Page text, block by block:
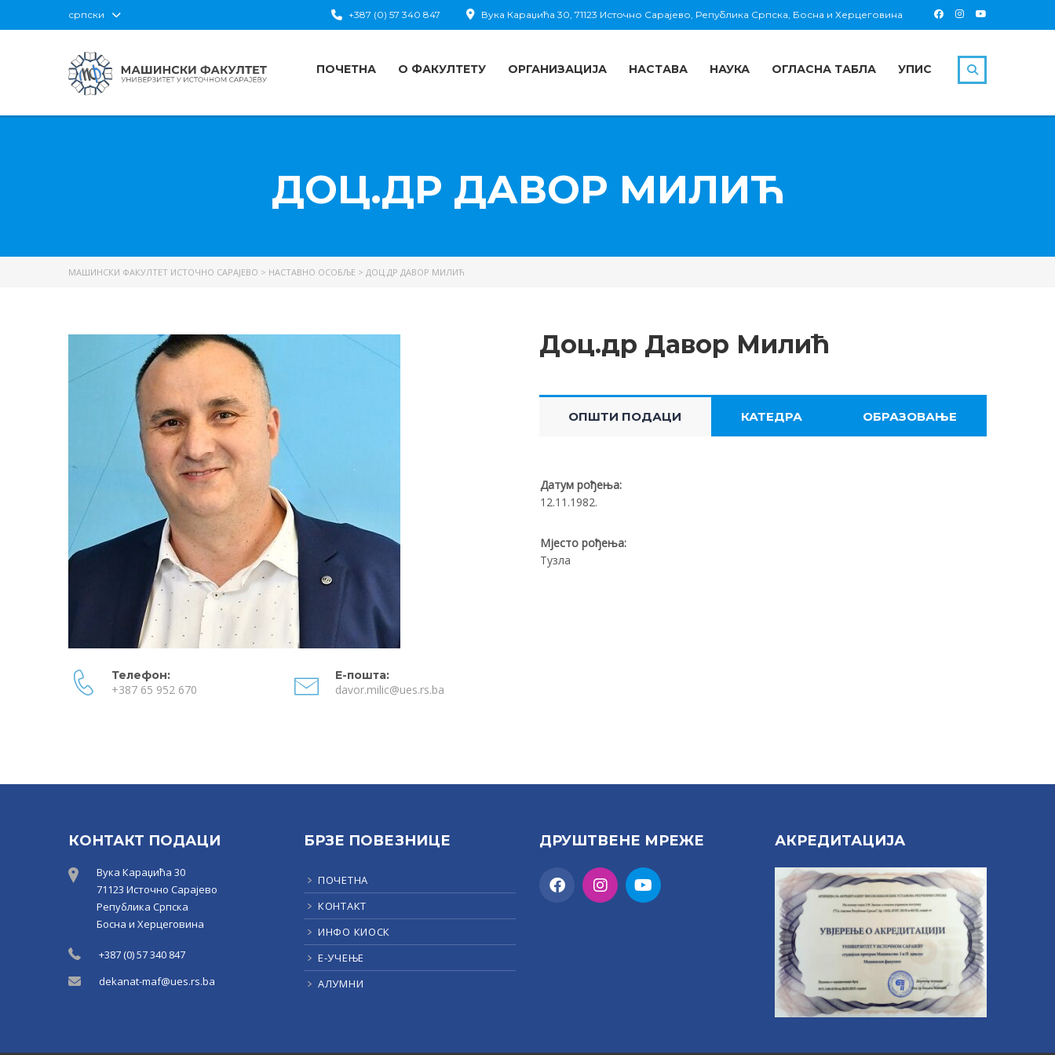
српски Вука Караџића 30, 71123 Источно Сарајево, Република Српска, Босна и Херцеговина
+387 (0) 57 340 847
ПОЧЕТНА О ФАКУЛТЕТУ ОРГАНИЗАЦИЈА НАСТАВА НАУКА ОГЛАСНА ТАБЛА УПИС
ДОЦ.ДР ДАВОР МИЛИЋ
МАШИНСКИ ФАКУЛТЕТ ИСТОЧНО САРАЈЕВО > НАСТАВНО ОСОБЉЕ > ДОЦ.ДР ДАВОР МИЛИЋ
Телефон:
+387 65 952 670
Е-пошта:
davor.milic@ues.rs.ba
Доц.др Давор Милић
ОПШТИ ПОДАЦИ КАТЕДРА ОБРАЗОВАЊЕ
Датум рођења:
12.11.1982.
Мјесто рођења:
Тузла
КОНТАКТ ПОДАЦИ
Вука Караџића 30
71123 Источно Сарајево
Република Српска
Босна и Херцеговина
+387 (0) 57 340 847
dekanat-maf@ues.rs.ba
БРЗЕ ПОВЕЗНИЦЕ
ПОЧЕТНА
КОНТАКТ
ИНФО КИОСК
Е-УЧЕЊЕ
АЛУМНИ
ДРУШТВЕНЕ МРЕЖЕ АКРЕДИТАЦИЈА